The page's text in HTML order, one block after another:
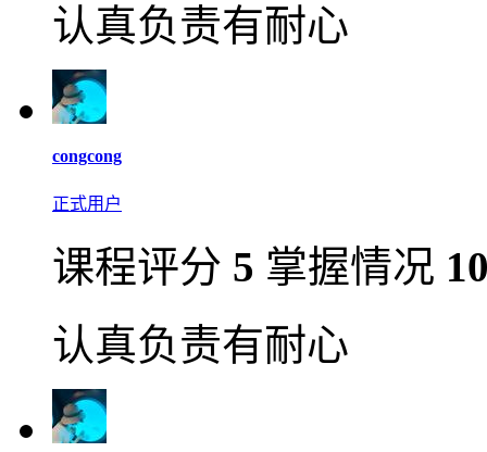
认真负责有耐心
congcong
正式用户
课程评分 5 掌握情况
认真负责有耐心